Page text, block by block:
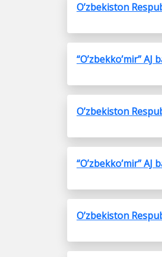
O’zbekiston
“O’zbekko’mir”
O’zbekiston
“O’zbekko’mir”
O’zbekiston